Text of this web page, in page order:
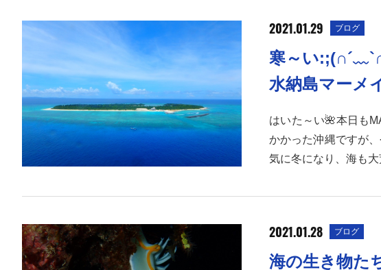
2021.01.29 ブログ
寒～い
水納島マーメ
はいた～い🌺本日も
かかった沖縄ですが
気に冬になり、海も
2021.01.28 ブログ
海の生き物た